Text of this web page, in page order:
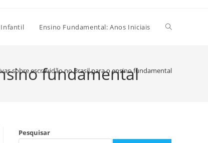
Infantil Ensino Fundamental: Anos Iniciais Alternar
site
fundamental
sobre escravidão no Brasil para o ensino fundamental
Pesquisar